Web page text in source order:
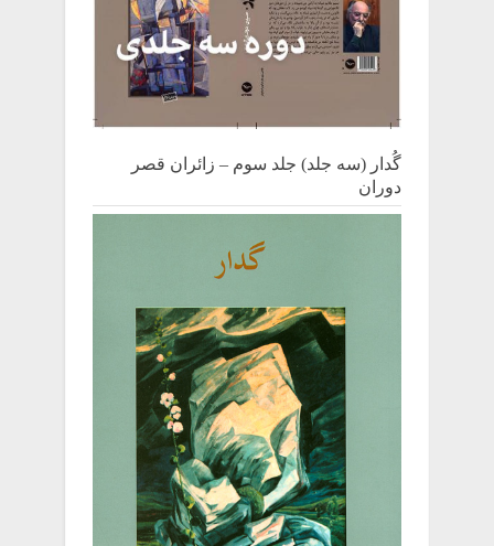
گُدار (سه جلد) جلد سوم – زائران قصر
دوران